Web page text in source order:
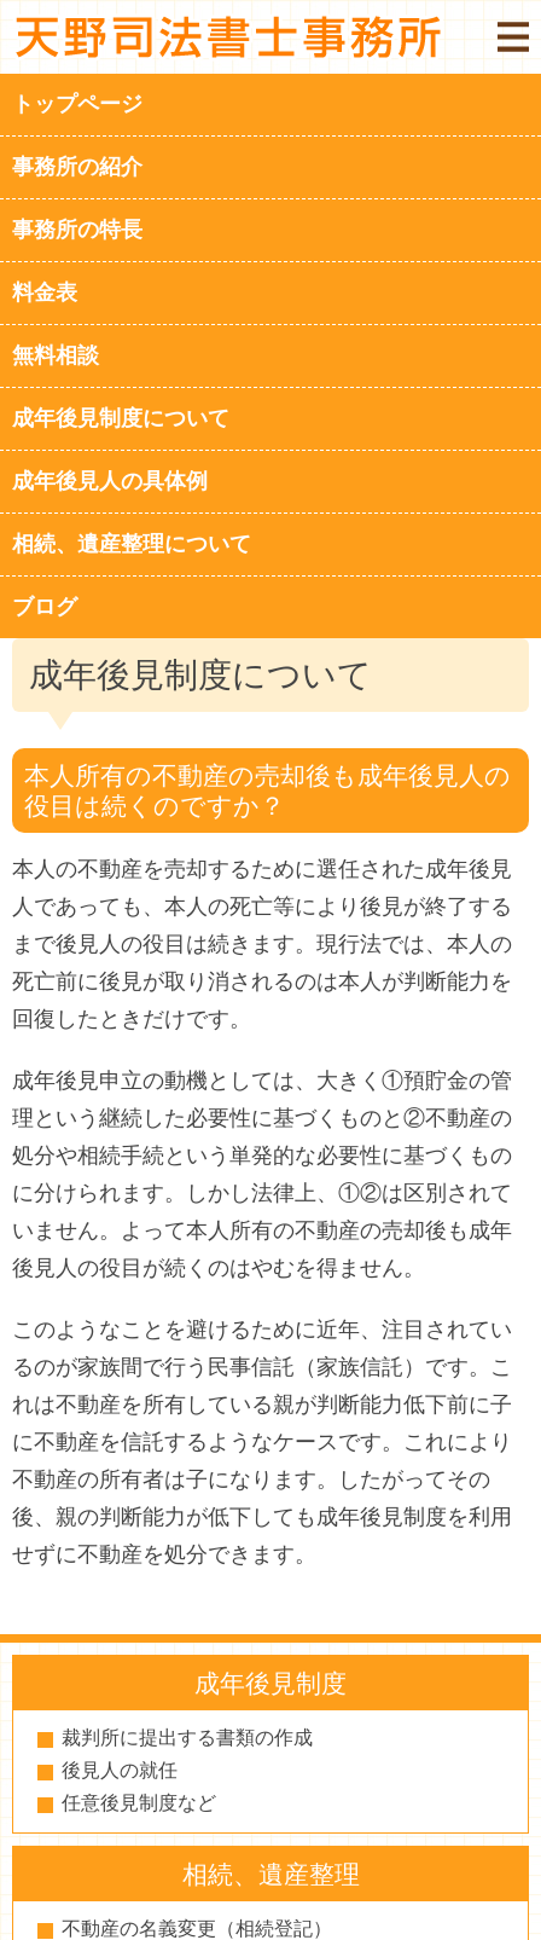
トップページ
事務所の紹介
事務所の特長
料金表
無料相談
成年後見制度について
成年後見人の具体例
相続、遺産整理について
ブログ
成年後見制度について
本人所有の不動産の売却後も成年後見人の
役目は続くのですか？
本人の不動産を売却するために選任された成年後見
人であっても、本人の死亡等により後見が終了する
まで後見人の役目は続きます。現行法では、本人の
死亡前に後見が取り消されるのは本人が判断能力を
回復したときだけです。
成年後見申立の動機としては、大きく①預貯金の管
理という継続した必要性に基づくものと②不動産の
処分や相続手続という単発的な必要性に基づくもの
に分けられます。しかし法律上、①②は区別されて
いません。よって本人所有の不動産の売却後も成年
後見人の役目が続くのはやむを得ません。
このようなことを避けるために近年、注目されてい
るのが家族間で行う民事信託（家族信託）です。こ
れは不動産を所有している親が判断能力低下前に子
に不動産を信託するようなケースです。これにより
不動産の所有者は子になります。したがってその
後、親の判断能力が低下しても成年後見制度を利用
せずに不動産を処分できます。
成年後見制度
裁判所に提出する書類の作成
後見人の就任
任意後見制度など
相続、遺産整理
不動産の名義変更（相続登記）